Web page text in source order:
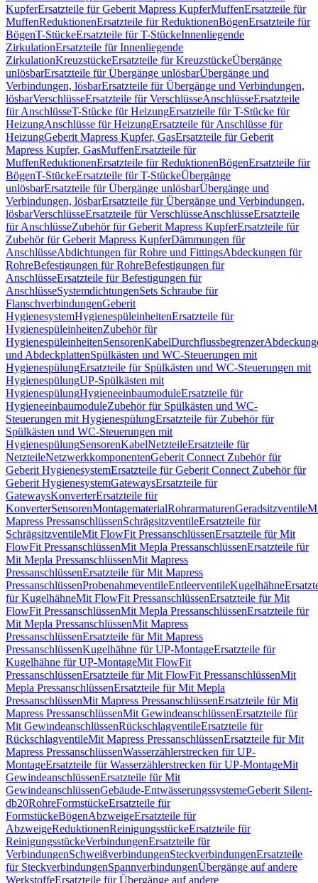
KupferErsatzteile für Geberit Mapress KupferMuffenErsatzteile für
MuffenReduktionenErsatzteile für ReduktionenBögenErsatzteile für
BögenT-StückeErsatzteile für T-StückeInnenliegende
ZirkulationErsatzteile für Innenliegende
ZirkulationKreuzstückeErsatzteile für KreuzstückeÜbergänge
unlösbarErsatzteile für Übergänge unlösbarÜbergänge und
Verbindungen, lösbarErsatzteile für Übergänge und Verbindungen,
lösbarVerschlüsseErsatzteile für VerschlüsseAnschlüsseErsatzteile
für AnschlüsseT-Stücke für HeizungErsatzteile für T-Stücke für
HeizungAnschlüsse für HeizungErsatzteile für Anschlüsse für
HeizungGeberit Mapress Kupfer, GasErsatzteile für Geberit
Mapress Kupfer, GasMuffenErsatzteile für
MuffenReduktionenErsatzteile für ReduktionenBögenErsatzteile für
BögenT-StückeErsatzteile für T-StückeÜbergänge
unlösbarErsatzteile für Übergänge unlösbarÜbergänge und
Verbindungen, lösbarErsatzteile für Übergänge und Verbindungen,
lösbarVerschlüsseErsatzteile für VerschlüsseAnschlüsseErsatzteile
für AnschlüsseZubehör für Geberit Mapress KupferErsatzteile für
Zubehör für Geberit Mapress KupferDämmungen für
AnschlüsseAbdichtungen für Rohre und FittingsAbdeckungen für
RohreBefestigungen für RohreBefestigungen für
AnschlüsseErsatzteile für Befestigungen für
AnschlüsseSystemdichtungenSets Schraube für
FlanschverbindungenGeberit
HygienesystemHygienespüleinheitenErsatzteile für
HygienespüleinheitenZubehör für
HygienespüleinheitenSensorenKabelDurchflussbegrenzer
und AbdeckplattenSpülkästen und WC-Steuerungen mit
HygienespülungErsatzteile für Spülkästen und WC-Steuerungen mit
HygienespülungUP-Spülkästen mit
HygienespülungHygieneeinbaumoduleErsatzteile für
HygieneeinbaumoduleZubehör für Spülkästen und WC-
Steuerungen mit HygienespülungErsatzteile für Zubehör für
Spülkästen und WC-Steuerungen mit
HygienespülungSensorenKabelNetzteileErsatzteile für
NetzteileNetzwerkkomponentenGeberit Connect Zubehör für
Geberit HygienesystemErsatzteile für Geberit Connect Zubehör für
Geberit HygienesystemGatewaysErsatzteile für
GatewaysKonverterErsatzteile für
KonverterSensorenMontagematerialRohrarmaturenGeradsitzventile
Mapress PressanschlüssenSchrägsitzventileErsatzteile für
SchrägsitzventileMit FlowFit PressanschlüssenErsatzteile für Mit
FlowFit PressanschlüssenMit Mepla PressanschlüssenErsatzteile für
Mit Mepla PressanschlüssenMit Mapress
PressanschlüssenErsatzteile für Mit Mapress
PressanschlüssenProbenahmeventileEntleerventileKugelhähne
für KugelhähneMit FlowFit PressanschlüssenErsatzteile für Mit
FlowFit PressanschlüssenMit Mepla PressanschlüssenErsatzteile für
Mit Mepla PressanschlüssenMit Mapress
PressanschlüssenErsatzteile für Mit Mapress
PressanschlüssenKugelhähne für UP-MontageErsatzteile für
Kugelhähne für UP-MontageMit FlowFit
PressanschlüssenErsatzteile für Mit FlowFit PressanschlüssenMit
Mepla PressanschlüssenErsatzteile für Mit Mepla
PressanschlüssenMit Mapress PressanschlüssenErsatzteile für Mit
Mapress PressanschlüssenMit GewindeanschlüssenErsatzteile für
Mit GewindeanschlüssenRückschlagventileErsatzteile für
RückschlagventileMit Mapress PressanschlüssenErsatzteile für Mit
Mapress PressanschlüssenWasserzählerstrecken für UP-
MontageErsatzteile für Wasserzählerstrecken für UP-MontageMit
GewindeanschlüssenErsatzteile für Mit
GewindeanschlüssenGebäude-EntwässerungssystemeGeberit Silent-
db20RohreFormstückeErsatzteile für
FormstückeBögenAbzweigeErsatzteile für
AbzweigeReduktionenReinigungsstückeErsatzteile für
ReinigungsstückeVerbindungenErsatzteile für
VerbindungenSchweißverbindungenSteckverbindungenErsatzteile
für SteckverbindungenSpannverbindungenÜbergänge auf andere
WerkstoffeErsatzteile für Übergänge auf andere